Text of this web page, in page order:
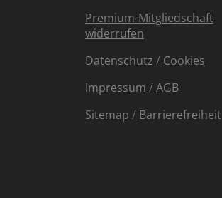
Premium-Mitgliedschaft
widerrufen
Datenschutz / Cookies
Impressum /AGB
Sitemap / Barrierefreiheit